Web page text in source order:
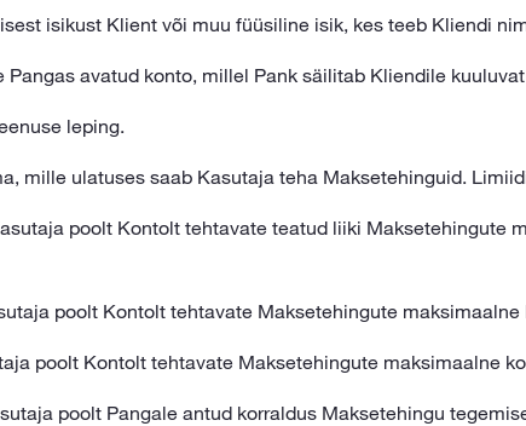
isikust Klient või muu füüsiline isik, kes teeb Kliendi
avatud konto, millel Pank säilitab Kliendile
leping.
mille ulatuses saab Kasutaja teha Maksetehinguid.
poolt Kontolt tehtavate teatud liiki Maksetehingute
poolt Kontolt tehtavate Maksetehingute maksimaalne
poolt Kontolt tehtavate Maksetehingute maksimaalne
poolt Pangale antud korraldus Maksetehingu